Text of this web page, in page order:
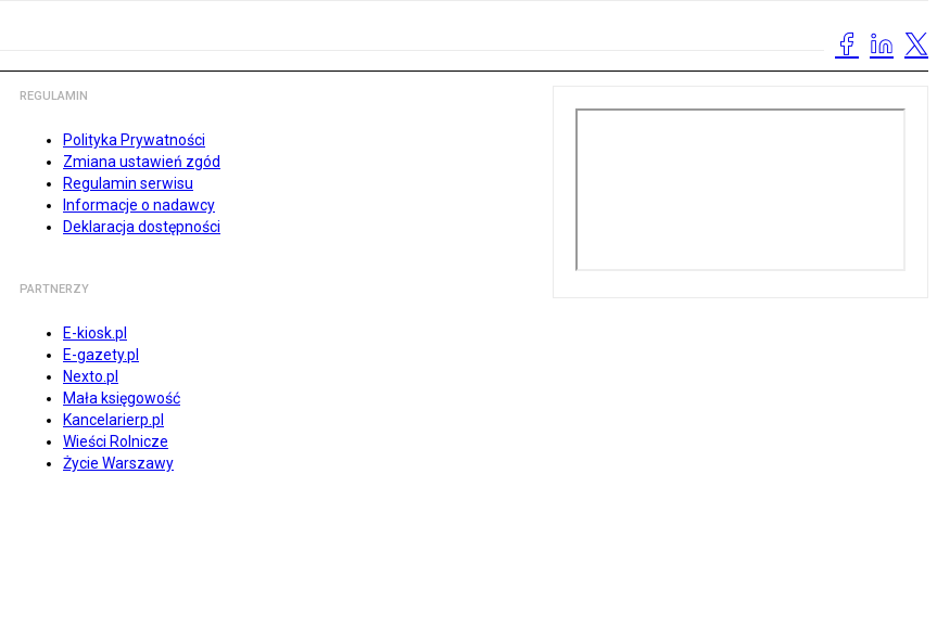
REGULAMIN
Polityka Prywatności
Zmiana ustawień zgód
Regulamin serwisu
Informacje o nadawcy
Deklaracja dostępności
PARTNERZY
E-kiosk.pl
E-gazety.pl
Nexto.pl
Mała księgowość
Kancelarierp.pl
Wieści Rolnicze
Życie Warszawy